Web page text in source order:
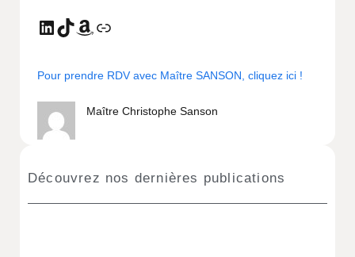
Pour prendre RDV avec Maître SANSON, cliquez ici !
Maître Christophe Sanson
Découvrez nos dernières publications